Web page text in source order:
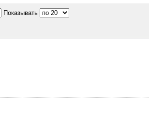
Показывать